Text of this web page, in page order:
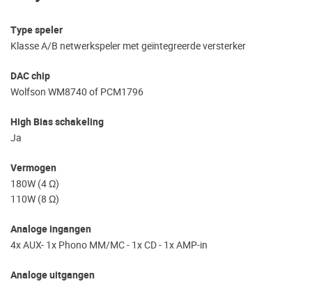
Type speler
Klasse A/B netwerkspeler met geïntegreerde versterker
DAC chip
Wolfson WM8740 of PCM1796
High Bias schakeling
Ja
Vermogen
180W (4 Ω)
110W (8 Ω)
Analoge ingangen
4x AUX- 1x Phono MM/MC - 1x CD - 1x AMP-in
Analoge uitgangen